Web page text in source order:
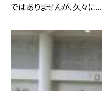
ではありませんが、久々に...